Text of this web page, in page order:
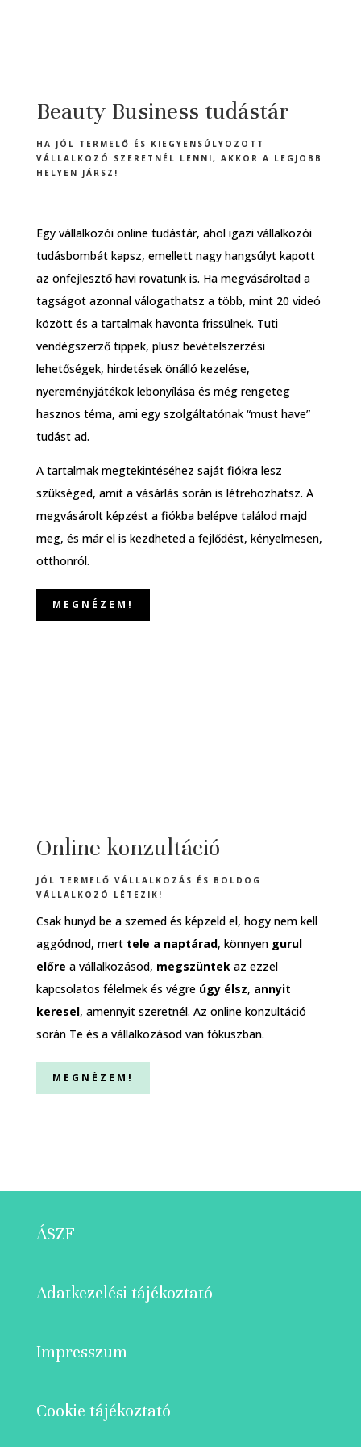
Beauty Business tudástár
HA JÓL TERMELŐ ÉS KIEGYENSÚLYOZOTT
VÁLLALKOZÓ SZERETNÉL LENNI, AKKOR A LEGJOBB
HELYEN JÁRSZ!
Egy vállalkozói online tudástár, ahol igazi vállalkozói
tudásbombát kapsz, emellett nagy hangsúlyt kapott
az önfejlesztő havi rovatunk is. Ha megvásároltad a
tagságot azonnal válogathatsz a több, mint 20 videó
között és a tartalmak havonta frissülnek. Tuti
vendégszerző tippek, plusz bevételszerzési
lehetőségek, hirdetések önálló kezelése,
nyereményjátékok lebonyílása és még rengeteg
hasznos téma, ami egy szolgáltatónak “must have”
tudást ad.
A tartalmak megtekintéséhez saját fiókra lesz
szükséged, amit a vásárlás során is létrehozhatsz. A
megvásárolt képzést a fiókba belépve találod majd
meg, és már el is kezdheted a fejlődést, kényelmesen,
otthonról.
MEGNÉZEM!
Online konzultáció
JÓL TERMELŐ VÁLLALKOZÁS ÉS BOLDOG
VÁLLALKOZÓ LÉTEZIK!
Csak hunyd be a szemed és képzeld el, hogy nem kell
aggódnod, mert tele a naptárad, könnyen gurul
előre a vállalkozásod, megszüntek az ezzel
kapcsolatos félelmek és végre úgy élsz, annyit
keresel, amennyit szeretnél. Az online konzultáció
során Te és a vállalkozásod van fókuszban.
MEGNÉZEM!
ÁSZF
Adatkezelési tájékoztató
Impresszum
Cookie tájékoztató